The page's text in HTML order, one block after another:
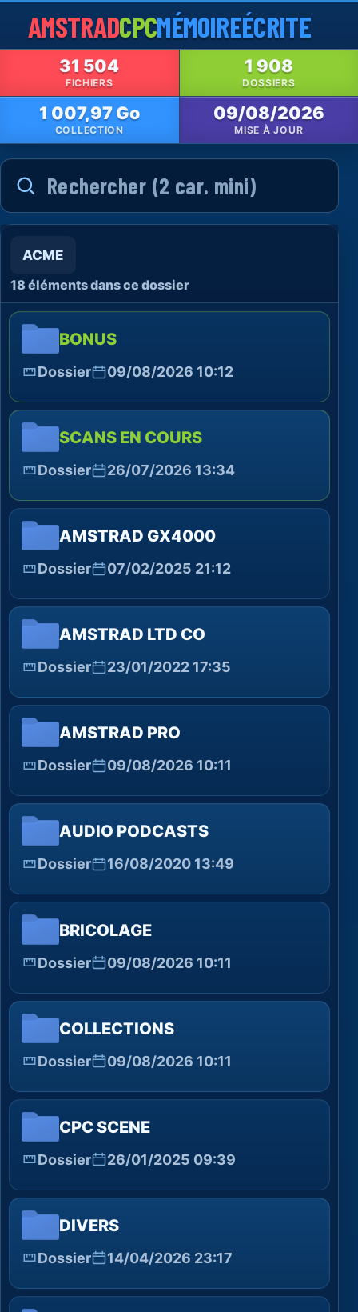
AMSTRADCPCMÉMOIREÉCRITE
31 504
FICHIERS
1 908
DOSSIERS
1 007,97 Go
COLLECTION
09/08/2026
MISE À JOUR
ACME
18 éléments dans ce dossier
BONUS
Dossier 09/08/2026 10:12
SCANS EN COURS
Dossier 26/07/2026 13:34
AMSTRAD GX4000
Dossier 07/02/2025 21:12
AMSTRAD LTD CO
Dossier 23/01/2022 17:35
AMSTRAD PRO
Dossier 09/08/2026 10:11
AUDIO PODCASTS
Dossier 16/08/2020 13:49
BRICOLAGE
Dossier 09/08/2026 10:11
COLLECTIONS
Dossier 09/08/2026 10:11
CPC SCENE
Dossier 26/01/2025 09:39
DIVERS
Dossier 14/04/2026 23:17